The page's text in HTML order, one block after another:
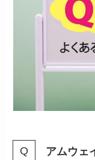
アムウェ